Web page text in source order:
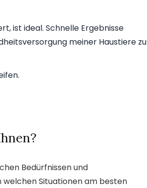
ist ideal. Schnelle Ergebnisse
meiner Haustiere zu
Bedürfnissen und
welchen Situationen am besten